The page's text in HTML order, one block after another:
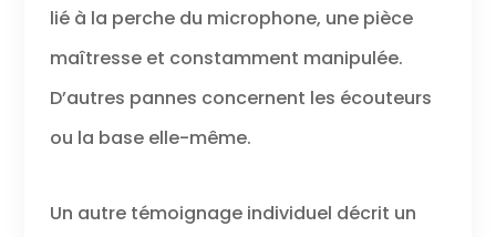
lié à la perche du microphone, une pièce
maîtresse et constamment manipulée.
D’autres pannes concernent les écouteurs
ou la base elle-même.
Un autre témoignage individuel décrit un